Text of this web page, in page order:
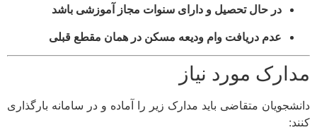
در حال تحصیل و دارای سنوات مجاز آموزشی باشد
عدم دریافت وام ودیعه مسکن در همان مقطع قبلی
مورد نیاز
متقاضی باید مدارک زیر را آماده و در سامانه بارگذاری